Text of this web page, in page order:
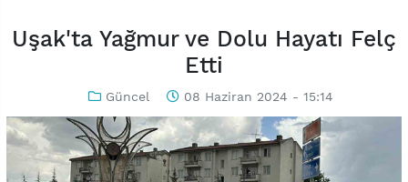
Uşak'ta Yağmur ve Dolu Hayatı Felç
Etti
Güncel 08 Haziran 2024 - 15:14